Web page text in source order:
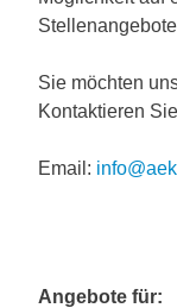
Sie möchten
Kontaktieren
Email:
Angebote für: